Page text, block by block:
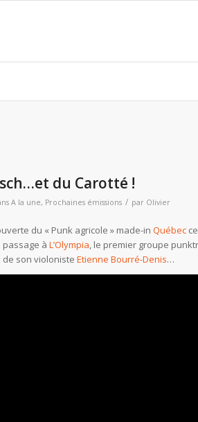
du Carotté !
A la une, Prochaines émissions / par Olivier
du « Punk agricole » made-in Québec
à L’Olympia, le premier groupe
son violoniste Etienne Bourré-Denis…